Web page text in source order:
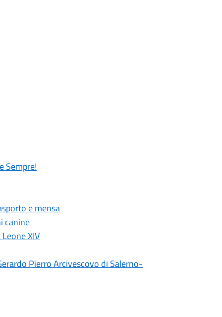
Sempre!
e mensa
canine
XIV
Pierro Arcivescovo di Salerno-